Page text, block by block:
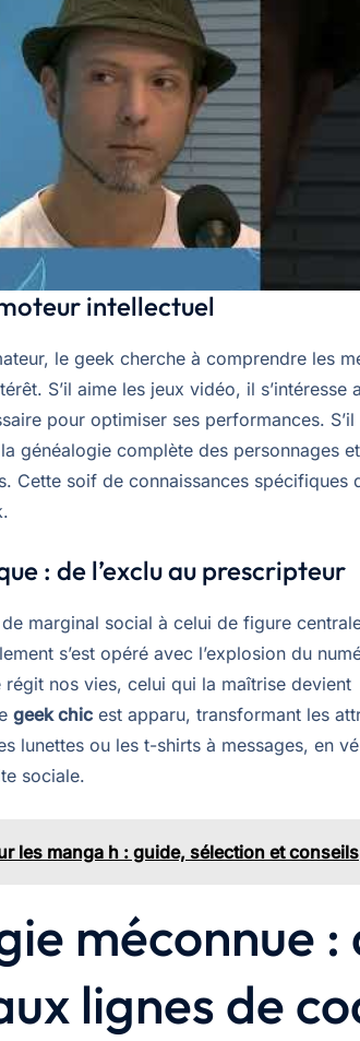
intellectuel
le geek cherche à comprendre les
S’il aime les jeux vidéo, il s’intéresse
pour optimiser ses performances.
généalogie complète des personnages
Cette soif de connaissances spécifiques
: de l’exclu au prescripteur
marginal social à celui de figure
s’est opéré avec l’explosion du
nos vies, celui qui la maîtrise devient
geek chic est apparu, transformant les
lunettes ou les t-shirts à messages, en
sociale.
les manga h : guide, sélection et conseils
méconnue :
lignes de